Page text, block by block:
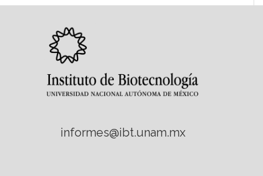
informes@ibt.unam.mx